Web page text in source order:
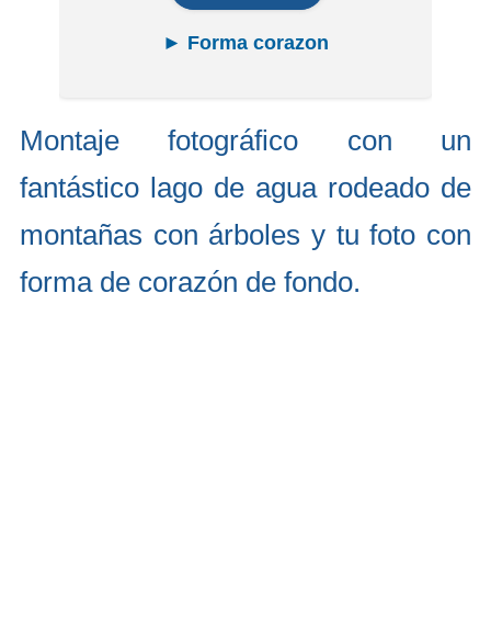
► Forma corazon
Montaje fotográfico con un
fantástico lago de agua rodeado de
montañas con árboles y tu foto con
forma de corazón de fondo.